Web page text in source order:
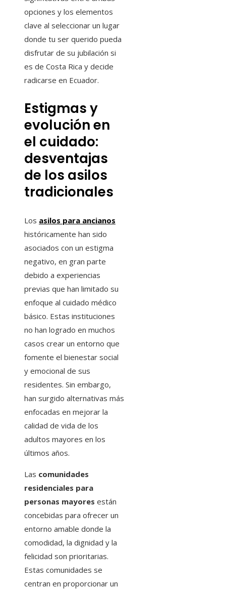
opciones y los elementos
clave al seleccionar un lugar
donde tu ser querido pueda
disfrutar de su jubilación si
es de Costa Rica y decide
radicarse en Ecuador.
Estigmas y
evolución en
el cuidado:
desventajas
de los asilos
tradicionales
Los asilos para ancianos
históricamente han sido
asociados con un estigma
negativo, en gran parte
debido a experiencias
previas que han limitado su
enfoque al cuidado médico
básico. Estas instituciones
no han logrado en muchos
casos crear un entorno que
fomente el bienestar social
y emocional de sus
residentes. Sin embargo,
han surgido alternativas más
enfocadas en mejorar la
calidad de vida de los
adultos mayores en los
últimos años.
Las comunidades
residenciales para
personas mayores están
concebidas para ofrecer un
entorno amable donde la
comodidad, la dignidad y la
felicidad son prioritarias.
Estas comunidades se
centran en proporcionar un